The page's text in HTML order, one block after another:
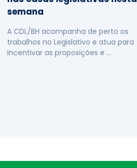
semana
A CDL/BH acompanha de perto os
trabalhos no Legislativo e atua para
incentivar as proposições e …